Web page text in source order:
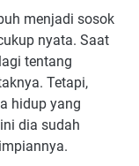
menjadi sosok
nyata. Saat
tentang
Tetapi,
hidup yang
dia sudah